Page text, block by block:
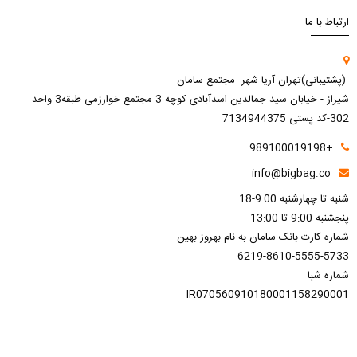
ارتباط با ما
(پشتیبانی)تهران-آریا شهر- مجتمع سامان
شیراز - خیابان سید جمالدین اسدآبادی کوچه 3 مجتمع خوارزمی طبقه3 واحد
302-کد پستی 7134944375
+989100019198
info@bigbag.co
شنبه تا چهارشنبه 9:00-18
پنجشنبه 9:00 تا 13:00
شماره کارت بانک سامان به نام بهروز بهین
6219-8610-5555-5733
شماره شبا
IR070560910180001158290001